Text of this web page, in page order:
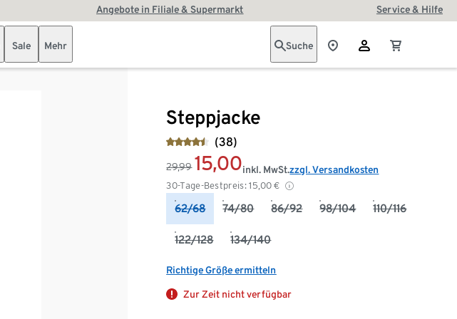
Angebote in Filiale & Supermarkt Service & Hilfe
Sale Mehr Suche
Steppjacke
(38)
29,99 15,00
30-Tage-Bestpreis: 15,00 €
inkl. MwSt.zzgl. Versandkosten
62/68 74/80 86/92 98/104 110/116
122/128 134/140
Richtige Größe ermitteln
Zur Zeit nicht verfügbar